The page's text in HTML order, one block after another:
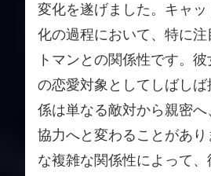
変化を遂げました。キャッ
化の過程において、特に注
トマンとの関係性です。
の恋愛対象としてしばしば
係は単なる敵対から親密
協力へと変わることがあり
な複雑な関係性によって